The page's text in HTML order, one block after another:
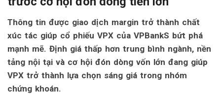
Thông tin được giao dịch margin trở thành chất
xúc tác giúp cổ phiếu VPX của VPBankS bứt phá
mạnh mẽ. Định giá thấp hơn trung bình ngành, nền
tảng nội tại và cơ hội đón dòng vốn lớn đang giúp
VPX trở thành lựa chọn sáng giá trong nhóm
chứng khoán.